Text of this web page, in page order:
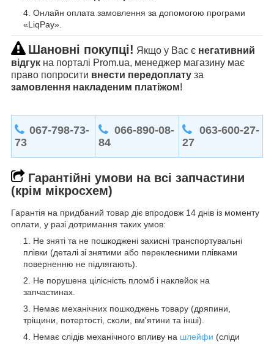
Онлайн оплата замовлення за допомогою програми
«LiqPay».
Шановні покупці! Якщо у Вас є негативний
відгук на порталі Prom.ua, менеджер магазину має
право попросити внести передоплату за
замовлення накладеним платіжом!
067-798-73-
73
066-890-08-
84
063-600-27-
27
Гарантійні умови на всі запчастини
(крім мікросхем)
Гарантія на придбаний товар діє впродовж 14 днів із моменту
оплати, у разі дотримання таких умов:
Не зняті та не пошкоджені захисні транспортувальні
плівки (деталі зі знятими або переклеєними плівками
поверненню не підлягають).
Не порушена цілісність пломб і наклейок на
запчастинах.
Немає механічних пошкоджень товару (дряпини,
тріщини, потертості, сколи, вм'ятини та інші).
Немає слідів механічного впливу на шлейфи (сліди